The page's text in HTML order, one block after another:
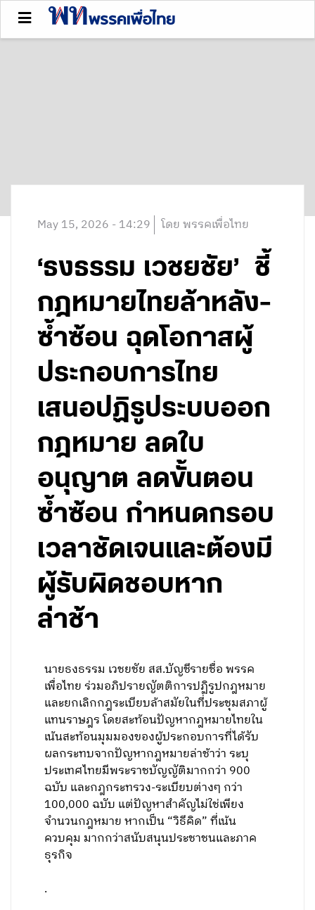
May 15, 2026 - 14:29 โดย พรรคเพื่อไทย
‘ธงธรรม เวชยชัย’ ชี้
กฎหมายไทยล้าหลัง-
ซ้ำซ้อน ฉุดโอกาสผู้
ประกอบการไทย
เสนอปฏิรูประบบออก
กฎหมาย ลดใบ
อนุญาต ลดขั้นตอน
ซ้ำซ้อน กำหนดกรอบ
เวลาชัดเจนและต้องมี
ผู้รับผิดชอบหาก
ล่าช้า
นายธงธรรม เวชยชัย สส.บัญชีรายชื่อ พรรค
เพื่อไทย ร่วมอภิปรายญัตติการปฏิรูปกฎหมาย
และยกเลิกกฎระเบียบล้าสมัยในที่ประชุมสภาผู้
แทนราษฎร โดยสะท้อนปัญหากฎหมายไทยใน
เน้นสะท้อนมุมมองของผู้ประกอบการที่ได้รับ
ผลกระทบจากปัญหากฎหมายล่าช้าว่า ระบุ
ประเทศไทยมีพระราชบัญญัติมากกว่า 900
ฉบับ และกฎกระทรวง-ระเบียบต่างๆ กว่า
100,000 ฉบับ แต่ปัญหาสำคัญไม่ใช่เพียง
จำนวนกฎหมาย หากเป็น “วิธีคิด” ที่เน้น
ควบคุม มากกว่าสนับสนุนประชาชนและภาค
ธุรกิจ
.